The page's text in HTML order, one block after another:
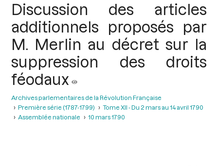
Discussion des articles
additionnels proposés par
M. Merlin au décret sur la
suppression des droits
féodaux
Archives parlementaires de la Révolution Française
Première série (1787-1799)
Tome XII - Du 2 mars au 14 avril 1790
Assemblée nationale
10 mars 1790